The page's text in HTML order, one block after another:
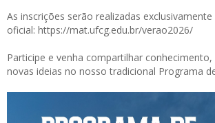
As inscrições serão realizadas
oficial: https://mat.ufcg.edu.br/verao2026/
Participe e venha compartilhar conhecimento,
novas ideias no nosso tradicional Programa